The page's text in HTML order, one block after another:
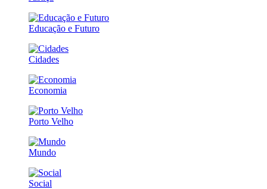
Educação e Futuro
Cidades
Economia
Porto Velho
Mundo
Social